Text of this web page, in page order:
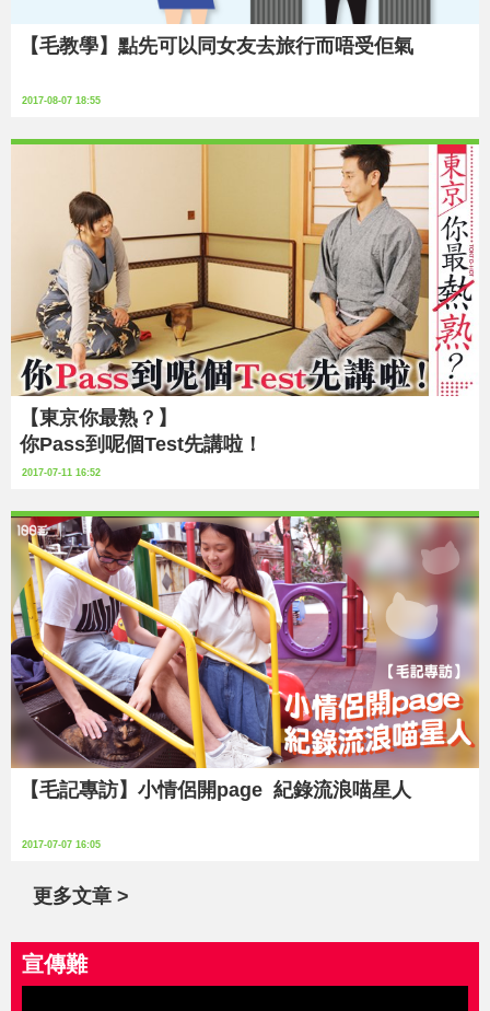
【毛教學】點先可以同女友去旅行而唔受佢氣
2017-08-07 18:55
【東京你最熟？】
你Pass到呢個Test先講啦！
2017-07-11 16:52
【毛記專訪】小情侶開page 紀錄流浪喵星人
2017-07-07 16:05
更多文章 >
宣傳難